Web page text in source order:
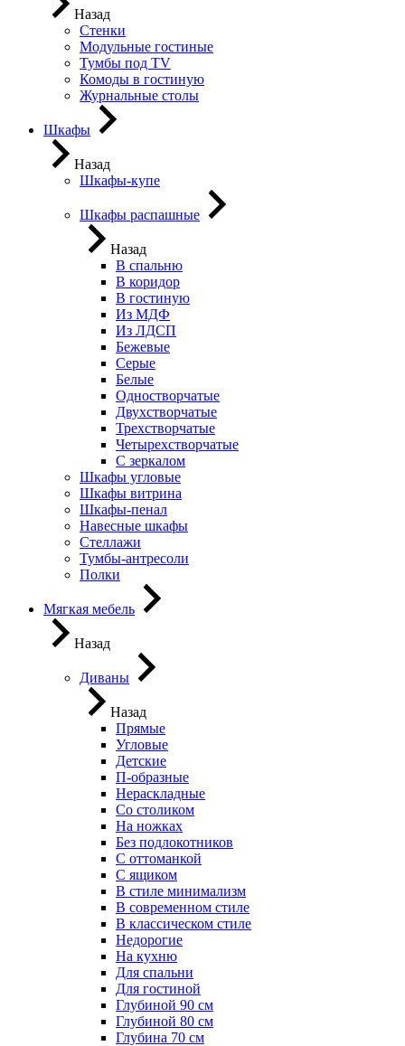
Назад
Стенки
Модульные гостиные
Тумбы под ТV
Комоды в гостиную
Журнальные столы
Шкафы
Назад
Шкафы-купе
Шкафы распашные
Назад
В спальню
В коридор
В гостиную
Из МДФ
Из ЛДСП
Бежевые
Серые
Белые
Одностворчатые
Двухстворчатые
Трехстворчатые
Четырехстворчатые
С зеркалом
Шкафы угловые
Шкафы витрина
Шкафы-пенал
Навесные шкафы
Стеллажи
Тумбы-антресоли
Полки
Мягкая мебель
Назад
Диваны
Назад
Прямые
Угловые
Детские
П-образные
Нераскладные
Со столиком
На ножках
Без подлокотников
С оттоманкой
С ящиком
В стиле минимализм
В современном стиле
В классическом стиле
Недорогие
На кухню
Для спальни
Для гостиной
Глубиной 90 см
Глубиной 80 см
Глубина 70 см